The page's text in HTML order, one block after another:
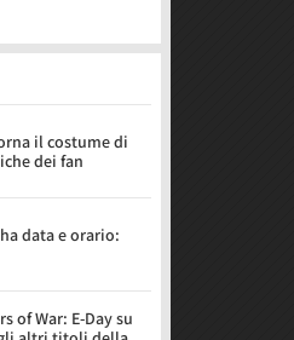
il costume di
dei fan
data e orario:
of War: E-Day su